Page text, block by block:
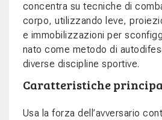
concentra su tecniche di
corpo, utilizzando leve,
e immobilizzazioni per
nato come metodo di
diverse discipline sportive.
Caratteristiche
Usa la forza dell’avversario